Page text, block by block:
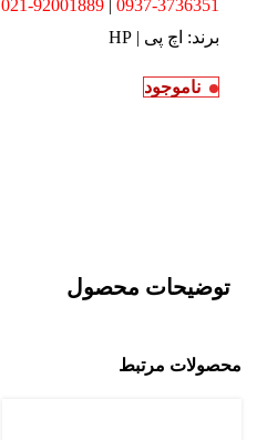
0937-3736351
|
021-92001889
برند: اچ پی | HP
ناموجود
توضیحات محصول
محصولات مرتبط